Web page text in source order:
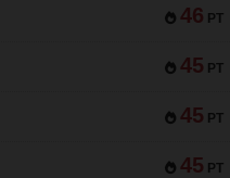
46 PT
45 PT
45 PT
45 PT